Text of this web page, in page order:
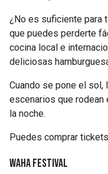
¿No es suficiente para
que puedes perderte
cocina local e
deliciosas
Cuando se pone el sol,
escenarios que rodean
la noche.
Puedes comprar
Waha Festival